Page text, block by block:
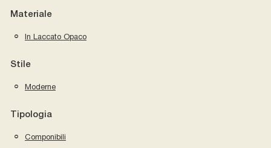
Materiale
In Laccato Opaco
Stile
Moderne
Tipologia
Componibili